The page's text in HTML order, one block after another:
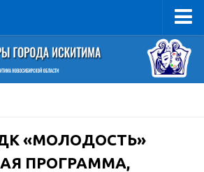
«МОЛОДОСТЬ»
ПРОГРАММА,